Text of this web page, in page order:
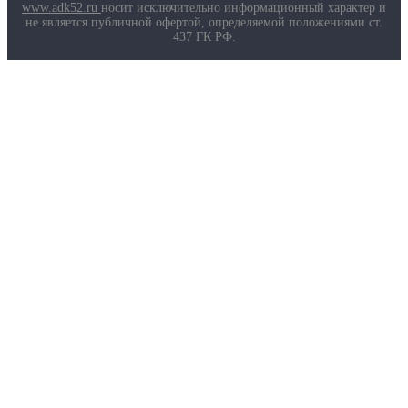
Маркировка противогазов
Основные ТР ТС, ГОСТ и ТУ
www.adk52.ru носит исключительно информационный характер и
не является публичной офертой, определяемой положениями ст.
437 ГК РФ.